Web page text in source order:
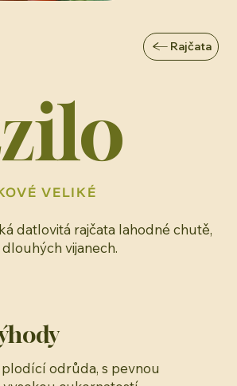
Rajčata
VELIKÉ
datlovitá rajčata lahodné chutě,
vijanech.
odrůda, s pevnou